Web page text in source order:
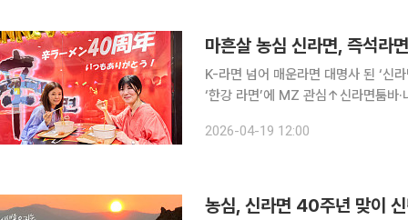
K-라면 넘어 매운라면 대명사 된 ‘신
‘한강 라면’에 MZ 관심↑신라면툼바·너구리까지 농심
본 도쿄 ‘신라면분식’ 팝업스토어에
2026-04-19 12:00
농심, 신라면 40주년 맞이